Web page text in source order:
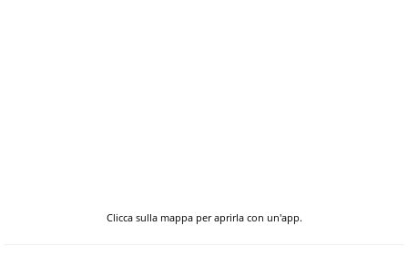
Clicca sulla mappa per aprirla con un'app.